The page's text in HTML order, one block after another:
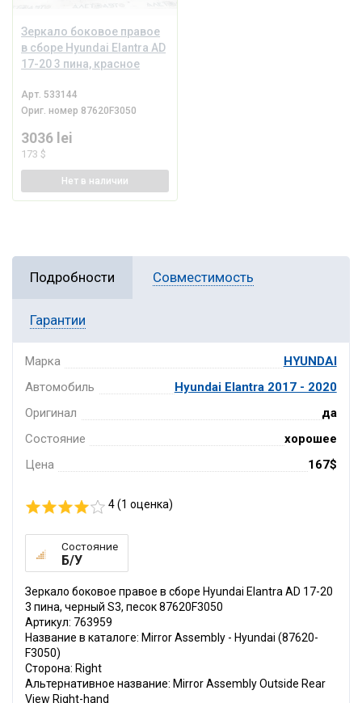
Зеркало боковое правое
в сборе Hyundai Elantra AD
17-20 3 пина, красное
Арт. 533144
Ориг. номер 87620F3050
3036 lei
173 $
Нет в наличии
Подробности Совместимость
Гарантии
Марка
HYUNDAI
Автомобиль
Hyundai Elantra 2017 - 2020
Оригинал
да
Состояние
хорошее
Цена
167$
4 (1 оценка)
Состояние
Б/У
Зеркало боковое правое в сборе Hyundai Elantra AD 17-20
3 пина, черный S3, песок 87620F3050
Артикул: 763959
Название в каталоге: Mirror Assembly - Hyundai (87620-
F3050)
Сторона: Right
Альтернативное название: Mirror Assembly Outside Rear
View Right-hand